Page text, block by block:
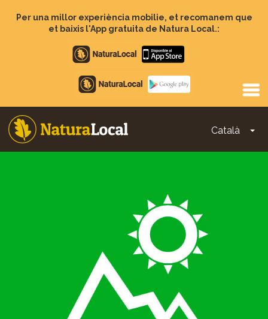
Per una millor experiència mobilie, et recomanem que
et baixis l'App gratuita de Natura Local.:
Apple
store
Google
Play
Català
Main